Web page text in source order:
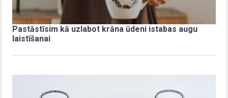
Pastāstīsim kā uzlabot krāna ūdeni istabas augu
laistīšanai